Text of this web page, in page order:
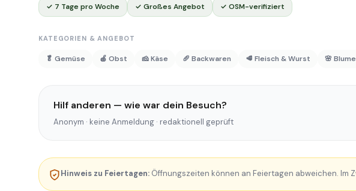
✓ 7 Tage pro Woche ✓ Großes Angebot ✓ OSM-verifiziert
KATEGORIEN & ANGEBOT
🥬 Gemüse 🍎 Obst 🧀 Käse 🥖 Backwaren 🥩 Fleisch & Wurst 🌸
Hilf anderen — wie war dein Besuch?
Anonym · keine Anmeldung · redaktionell geprüft
Hinweis zu Feiertagen: Öffnungszeiten können an Feiertagen abweichen. Im